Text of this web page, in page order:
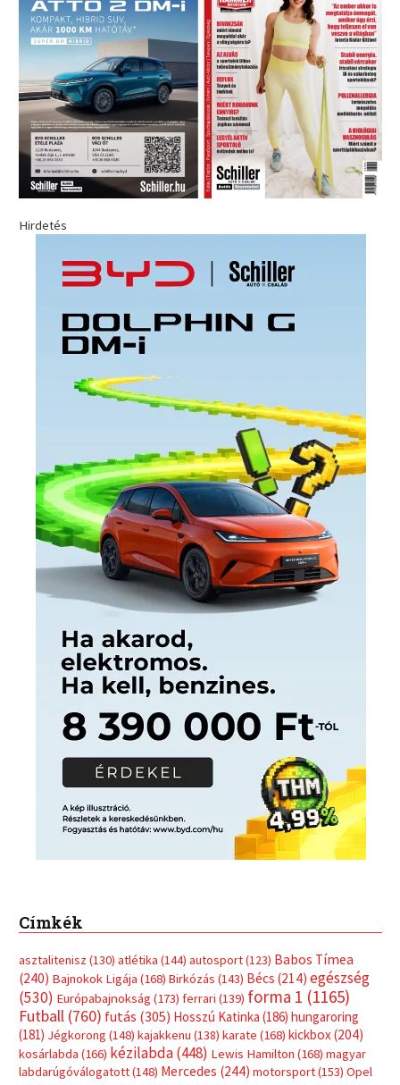
Hirdetés
Címkék
asztalitenisz (130) atlétika (144) autosport(123) Babos Tímea
(240) Bajnokok Ligája (168) Birkózás (143) Bécs (214) egészség
(530) Európabajnokság (173) ferrari (139) forma 1 (1165)
Futball (760) futás (305) Hosszú Katinka (186) hungaroring
(181) Jégkorong (148) kajakkenu (138) karate (168) kickbox(204)
kosárlabda (166) kézilabda(448) Lewis Hamilton (168) magyar
labdarúgóválogatott(148) Mercedes (244) motorsport(153) Opel